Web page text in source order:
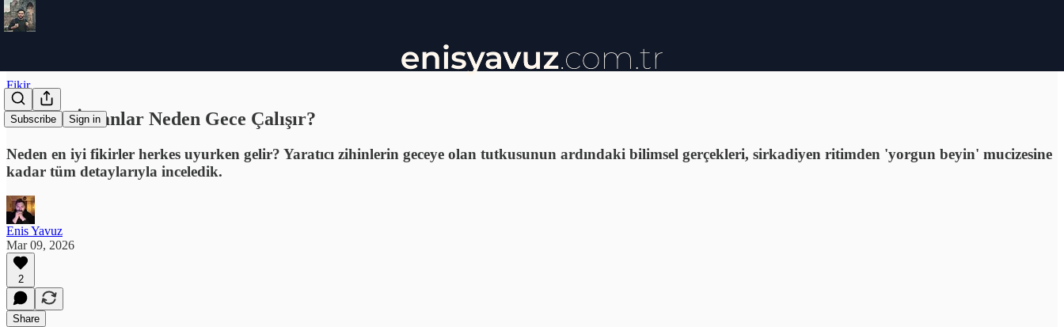
Subscribe Sign in
Fikir
Yaratıcı İnsanlar Neden Gece Çalışır?
Neden en iyi fikirler herkes uyurken gelir? Yaratıcı zihinlerin geceye olan tutkusunun ardındaki bilimsel gerçekleri, sirkadiyen ritimden 'yorgun beyin' mucizesine
kadar tüm detaylarıyla inceledik.
Enis Yavuz
Mar 09, 2026
2
Share